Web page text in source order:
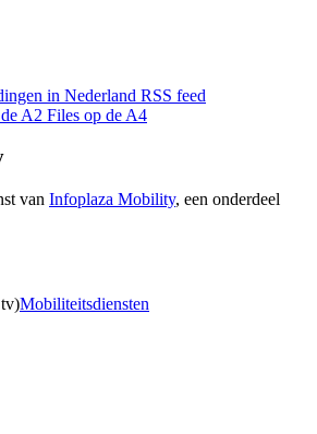
in Nederland RSS feed
A2 Files op de A4
van Infoplaza Mobility, een onderdeel
Mobiliteitsdiensten